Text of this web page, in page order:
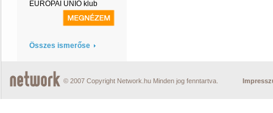
EURÓPAI UNIÓ klub
Összes ismerőse
© 2007 Copyright Network.hu Minden jog fenntartva.